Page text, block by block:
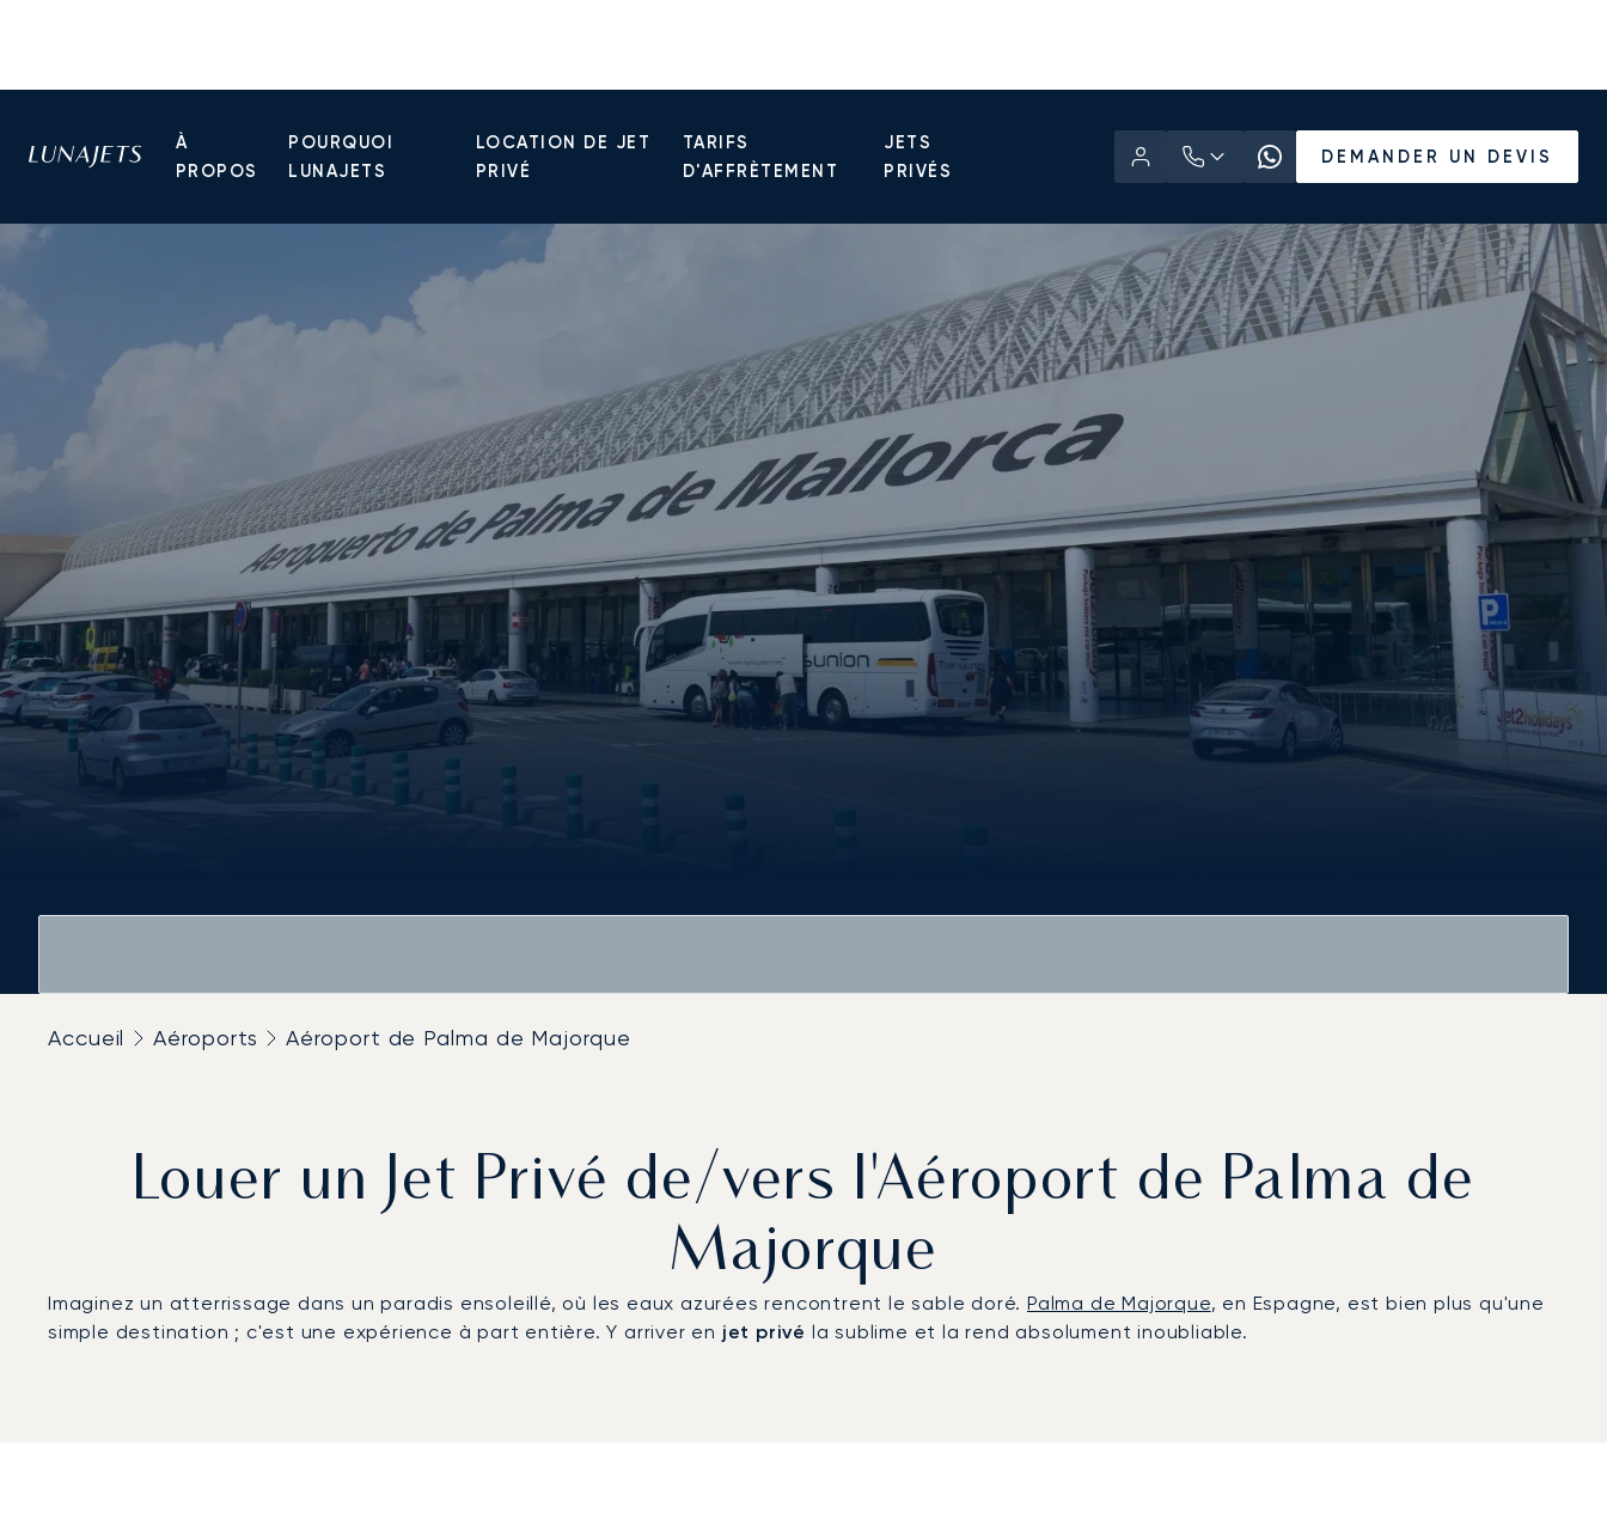
À
PROPOS
POURQUOI
LUNAJETS
LOCATION DE JET
PRIVÉ
TARIFS
D'AFFRÈTEMENT
JETS
PRIVÉS
DEMANDER UN DEVIS
Accueil Aéroports Aéroport de Palma de Majorque
Louer un Jet Privé de/vers l'Aéroport de Palma de
Majorque
Imaginez un atterrissage dans un paradis ensoleillé, où les eaux azurées rencontrent le sable doré. Palma de Majorque, en Espagne, est bien plus qu'une
simple destination ; c'est une expérience à part entière. Y arriver en jet privé la sublime et la rend absolument inoubliable.